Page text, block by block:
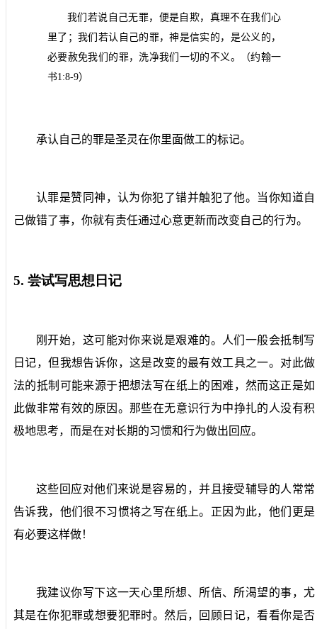
我们若说自己无罪，便是自欺，真理不在我们心
里了；我们若认自己的罪，神是信实的，是公义的，
必要赦免我们的罪，洗净我们一切的不义。（约翰一
书1:8-9）
承认自己的罪是圣灵在你里面做工的标记。
认罪是赞同神，认为你犯了错并触犯了他。当你知道自
己做错了事，你就有责任通过心意更新而改变自己的行为。
5. 尝试写思想日记
刚开始，这可能对你来说是艰难的。人们一般会抵制写
日记，但我想告诉你，这是改变的最有效工具之一。对此做
法的抵制可能来源于把想法写在纸上的困难，然而这正是如
此做非常有效的原因。那些在无意识行为中挣扎的人没有积
极地思考，而是在对长期的习惯和行为做出回应。
这些回应对他们来说是容易的，并且接受辅导的人常常
告诉我，他们很不习惯将之写在纸上。正因为此，他们更是
有必要这样做！
我建议你写下这一天心里所想、所信、所渴望的事，尤
其是在你犯罪或想要犯罪时。然后，回顾日记，看看你是否